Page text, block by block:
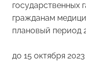
государственных
гражданам
плановый период
до 15 октября